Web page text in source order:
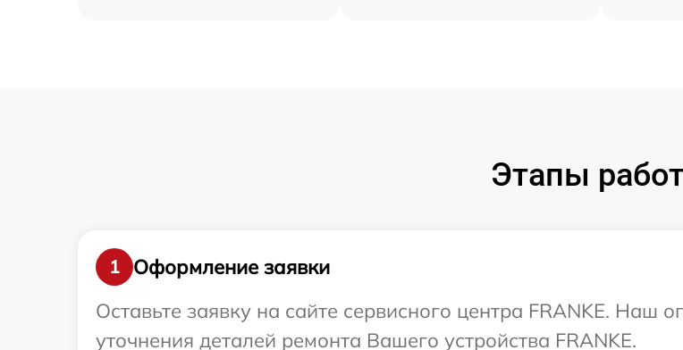
Этапы
1
Оформление заявки
Оставьте заявку на сайте сервисного центра FRANKE. Наш
уточнения деталей ремонта Вашего устройства FRANKE.